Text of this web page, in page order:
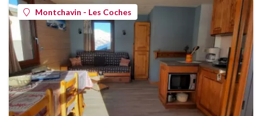
Montchavin - Les Coches